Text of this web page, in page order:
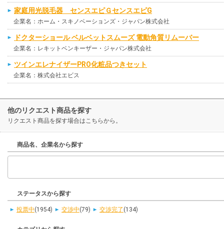
家庭用光脱毛器 センスエピＧセンスエピG
企業名：ホーム・スキノベーションズ・ジャパン株式会社
ドクターショール ベルベットスムーズ 電動角質リムーバー
企業名：レキットベンキーザー・ジャパン株式会社
ツインエレナイザーPRO化粧品つきセット
企業名：株式会社エビス
他のリクエスト商品を探す
リクエスト商品を探す場合はこちらから。
商品名、企業名から探す
ステータスから探す
投票中(1954) 交渉中(79) 交渉完了 (134)